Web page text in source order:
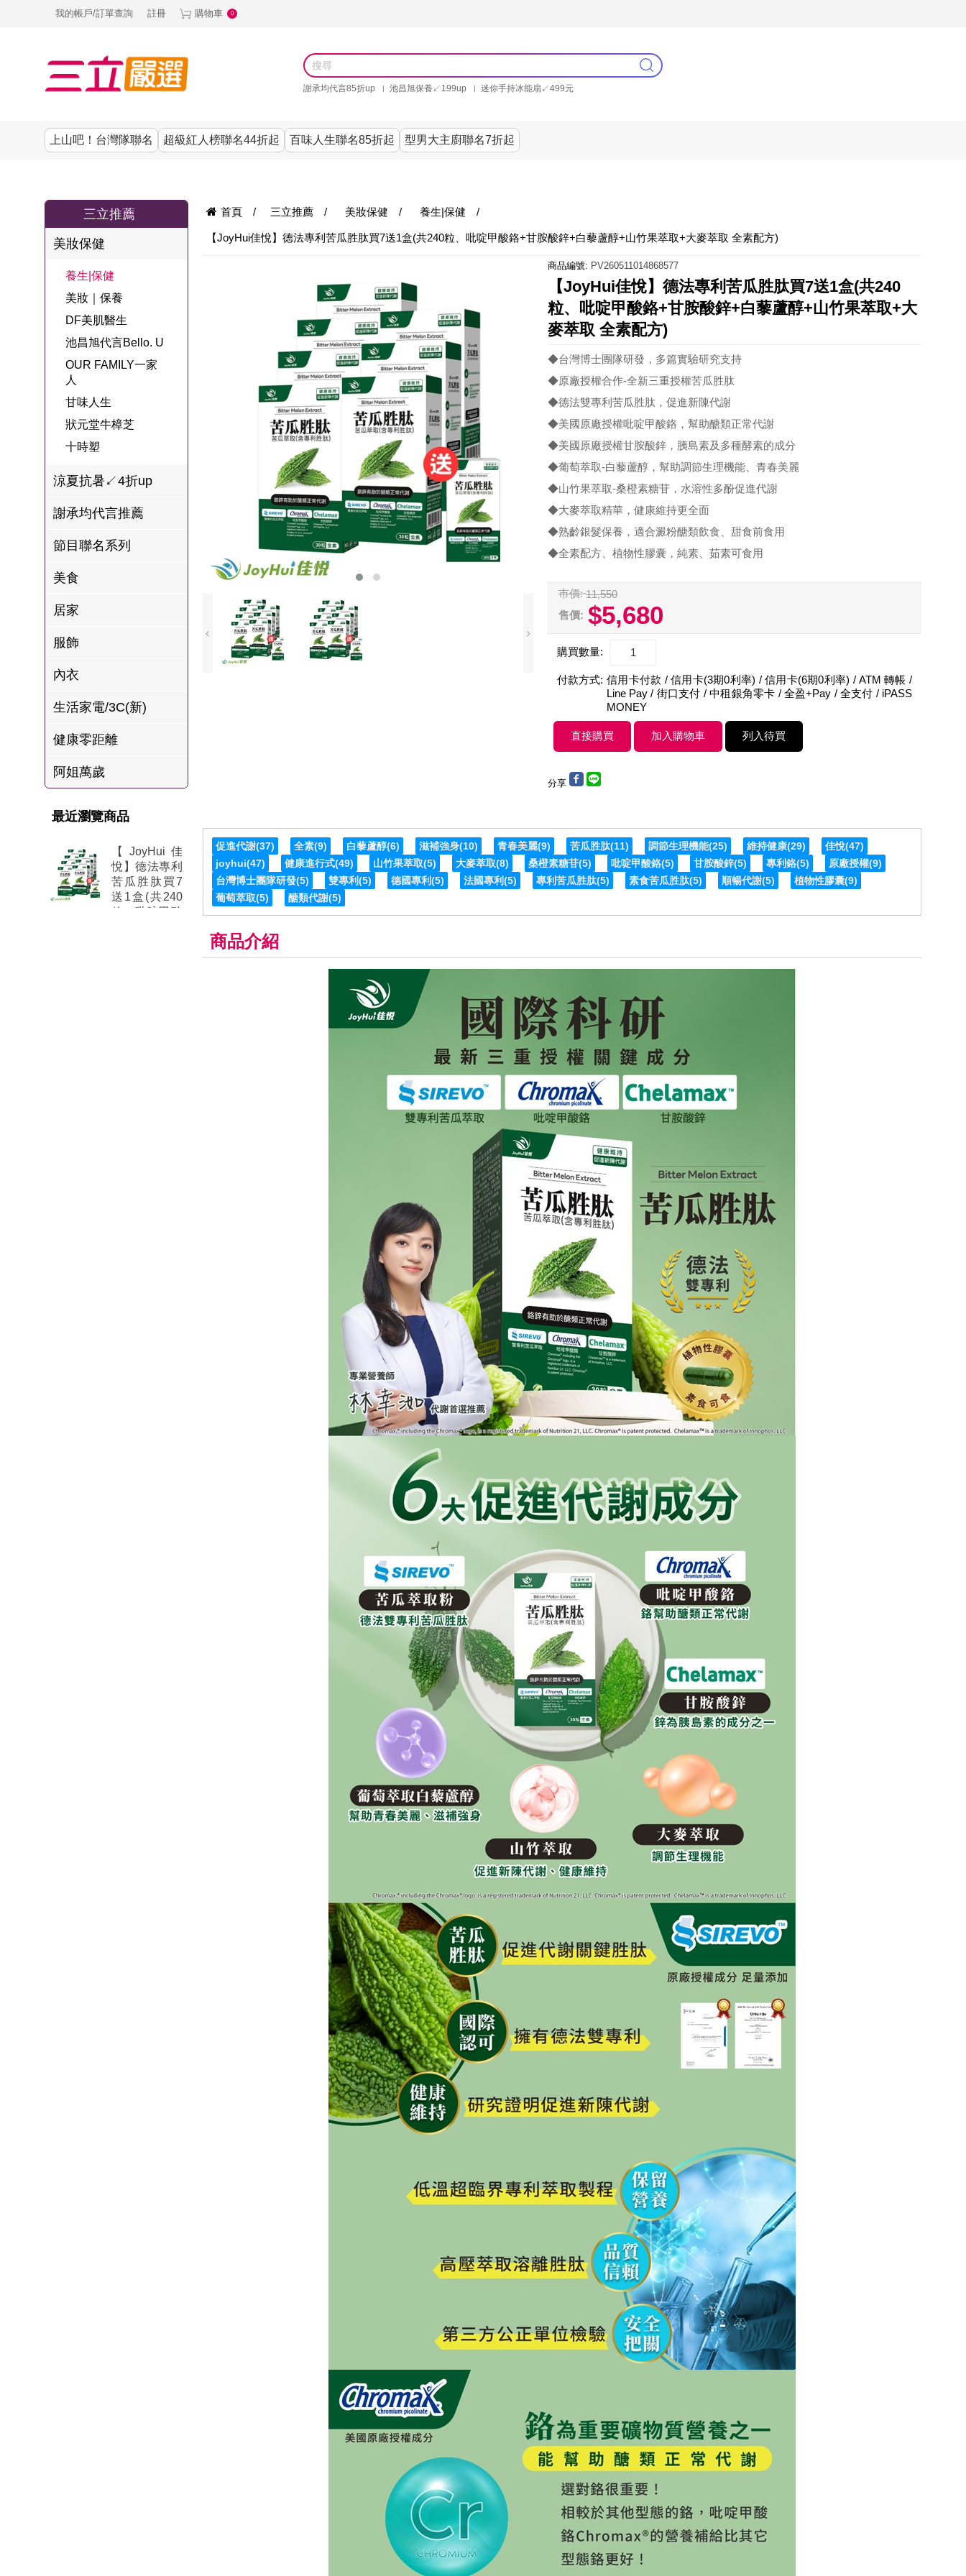
我的帳戶/訂單查詢 註冊 購物車 0
謝承均代言85折up 池昌旭保養↙199up
迷你手持冰能扇↙499元
上山吧！台灣隊聯名 超級紅人榜聯名44折起 百味人生聯名85折起 型男大主廚聯名7折起
古溜x五秀園
熱銷排行
夜聯名
名
型男大主廚聯
名
節目聯名商品
推薦
熱銷排行
品
焙
林聰明沙鍋魚
頭
冷藏 | 冷凍食品
李大娘手工水
三立X信海 星
鮮蝦蝦滑
愛雅辣呦
肉爐
海瑞摃丸
八兩排烤肉組
熱銷排行
清潔用品
寢具│床墊
宗教開運
ELVIS愛菲斯
寢具
Astonish英國潔
金健康石墨烯
台塑生醫
熱銷排行
機能服飾
配件
PP波瑟楓妮品
牌館
L’eBeauty包包
養生|保健
池昌旭代言
OUR FAMILY
甘味人生
十時塑
熱銷排行
女內褲
男內褲
NEONER
熱銷排行
美容專區
涼夏家電
3C
1MORE耳機
韓國
SKINASSET
甘味人生鍵力
肽↙85折
百味人生
三立推薦
美妝保健
養生|保健
美妝｜保養
DF美肌醫生
池昌旭代言Bello. U
OUR FAMILY一家
人
甘味人生
狀元堂牛樟芝
十時塑
涼夏抗暑↙4折up
謝承均代言推薦
節目聯名系列
美食
居家
服飾
內衣
生活家電/3C(新)
健康零距離
阿姐萬歲
最近瀏覽商品
【JoyHui佳
悅】德法專利
苦瓜胜肽買7
送1盒(共240
粒、吡啶甲酸
首頁 / 三立推薦 / 美妝保健 / 養生|保健 /
【JoyHui佳悅】德法專利苦瓜胜肽買7送1盒(共240粒、吡啶甲酸鉻+甘胺酸鋅+白藜蘆醇+山竹果萃取+大麥萃取 全素配方)
商品編號: PV260511014868577
【JoyHui佳悅】德法專利苦瓜胜肽買7送1盒(共240
粒、吡啶甲酸鉻+甘胺酸鋅+白藜蘆醇+山竹果萃取+大
麥萃取 全素配方)
◆台灣博士團隊研發，多篇實驗研究支持
◆原廠授權合作-全新三重授權苦瓜胜肽
◆德法雙專利苦瓜胜肽，促進新陳代謝
◆美國原廠授權吡啶甲酸鉻，幫助醣類正常代謝
◆美國原廠授權甘胺酸鋅，胰島素及多種酵素的成分
◆葡萄萃取-白藜蘆醇，幫助調節生理機能、青春美麗
◆山竹果萃取-桑橙素糖苷，水溶性多酚促進代謝
◆大麥萃取精華，健康維持更全面
◆熟齡銀髮保養，適合澱粉醣類飲食、甜食前食用
◆全素配方、植物性膠囊，純素、茹素可食用
市價: 11,550
售價: $5,680
購買數量:
付款方式: 信用卡付款 / 信用卡(3期0利率) / 信用卡(6期0利率) / ATM 轉帳 /
Line Pay / 街口支付 / 中租銀角零卡 / 全盈+Pay / 全支付 / iPASS
MONEY
分享
促進代謝(37) 全素(9) 白藜蘆醇(6) 滋補強身(10) 青春美麗(9) 苦瓜胜肽(11) 調節生理機能(25) 維持健康(29) 佳悅(47)
joyhui(47) 健康進行式(49) 山竹果萃取(5) 大麥萃取(8) 桑橙素糖苷(5) 吡啶甲酸鉻(5) 甘胺酸鋅(5) 專利鉻(5) 原廠授權(9)
台灣博士團隊研發(5) 雙專利(5) 德國專利(5) 法國專利(5) 專利苦瓜胜肽(5) 素食苦瓜胜肽(5) 順暢代謝(5) 植物性膠囊(9)
葡萄萃取(5) 醣類代謝(5)
商品介紹